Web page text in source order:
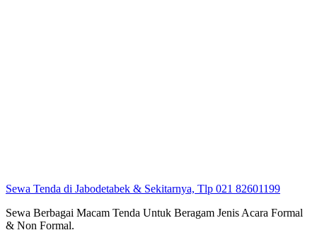
Sewa Tenda di Jabodetabek & Sekitarnya, Tlp 021 82601199
Sewa Berbagai Macam Tenda Untuk Beragam Jenis Acara Formal
& Non Formal.